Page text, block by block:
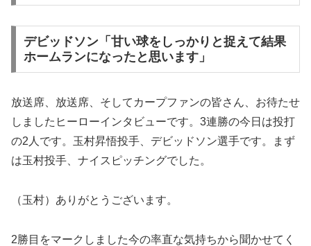
デビッドソン「甘い球をしっかりと捉えて結果
ホームランになったと思います」
放送席、放送席、そしてカープファンの皆さん、お待たせ
しましたヒーローインタビューです。3連勝の今日は投打
の2人です。玉村昇悟投手、デビッドソン選手です。まず
は玉村投手、ナイスピッチングでした。
（玉村）ありがとうございます。
2勝目をマークしました今の率直な気持ちから聞かせてく